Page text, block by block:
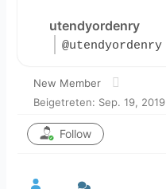
utendyordenry
@utendyordenry
New Member
Beigetreten: Sep. 19, 2019
Follow